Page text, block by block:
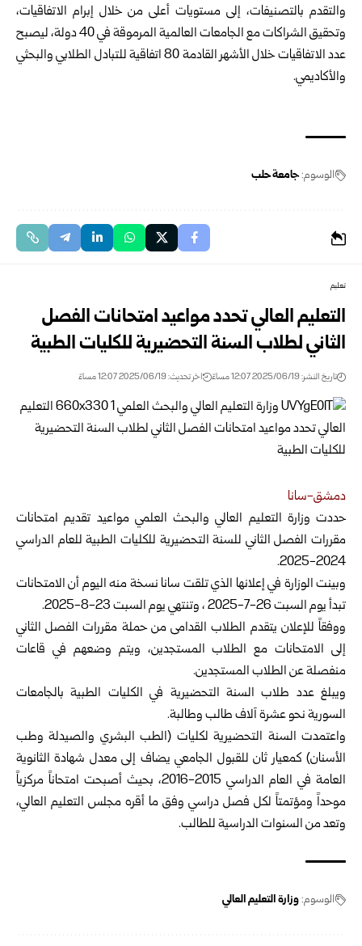
والتقدم بالتصنيفات، إلى مستويات أعلى من خلال إبرام الاتفاقيات،
وتحقيق الشراكات مع الجامعات العالمية المرموقة في 40 دولة، ليصبح
عدد الاتفاقيات خلال الأشهر القادمة 80 اتفاقية للتبادل الطلابي والبحثي
والأكاديمي.
الوسوم:جامعة حلب
تعليم
التعليم العالي تحدد مواعيد امتحانات الفصل
الثاني لطلاب السنة التحضيرية للكليات الطبية
تاريخ النشر: 2025/06/19 12:07 مساءً اخر تحديث: 2025/06/19 12:07 مساءً
دمشق-سانا
حددت وزارة التعليم العالي والبحث العلمي مواعيد تقديم امتحانات
مقررات الفصل الثاني للسنة التحضيرية للكليات الطبية للعام الدراسي
2024-2025.
وبينت الوزارة في إعلانها الذي تلقت سانا نسخة منه اليوم أن الامتحانات
تبدأ يوم السبت 26-7-2025 ، وتنتهي يوم السبت 23-8-2025.
ووفقاً للإعلان يتقدم الطلاب القدامى من حملة مقررات الفصل الثاني
إلى الامتحانات مع الطلاب المستجدين، ويتم وضعهم في قاعات
منفصلة عن الطلاب المستجدين.
ويبلغ عدد طلاب السنة التحضيرية في الكليات الطبية بالجامعات
السورية نحو عشرة آلاف طالب وطالبة.
واعتمدت السنة التحضيرية لكليات (الطب البشري والصيدلة وطب
الأسنان) كمعيار ثان للقبول الجامعي يضاف إلى معدل شهادة الثانوية
العامة في العام الدراسي 2015-2016، بحيث أصبحت امتحاناً مركزياً
موحداً ومؤتمتاً لكل فصل دراسي وفق ما أقره مجلس التعليم العالي،
وتعد من السنوات الدراسية للطالب.
الوسوم:وزارة التعليم العالي